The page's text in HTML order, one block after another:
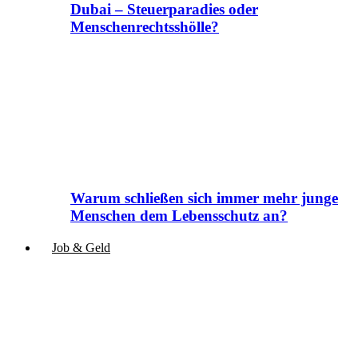
Dubai – Steuerparadies oder
Menschenrechtsshölle?
Warum schließen sich immer mehr junge
Menschen dem Lebensschutz an?
Job & Geld